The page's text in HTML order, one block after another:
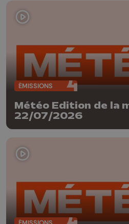
ÉMISSIONS
Météo Edition de la
22/07/2026